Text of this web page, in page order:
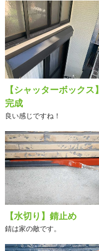
【シャッターボックス】
完成
良い感じですね！
【水切り】錆止め
錆は家の敵です。